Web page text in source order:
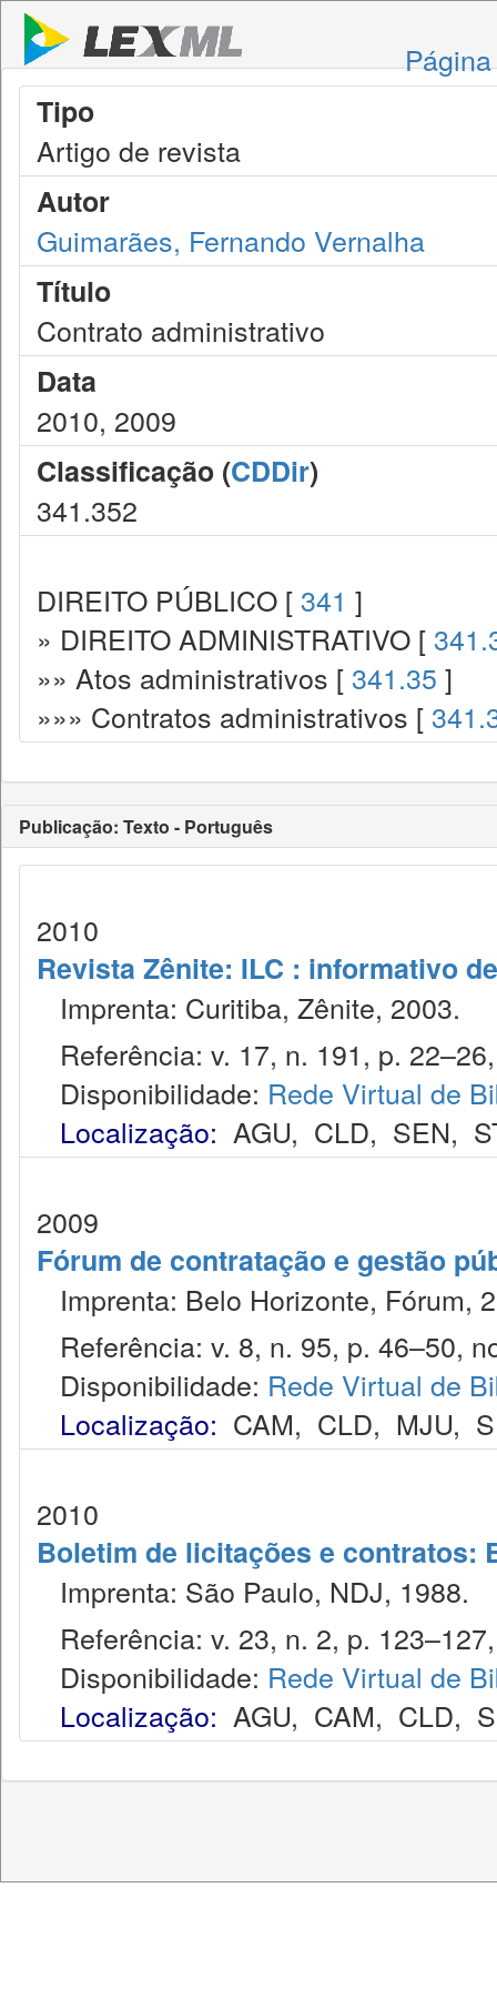
Tipo
Artigo de revista
Autor
Guimarães, Fernando Vernalha
Título
Contrato administrativo
Data
2010, 2009
Classificação (CDDir)
341.352
DIREITO PÚBLICO [ 341 ]
» DIREITO ADMINISTRATIVO [
»» Atos administrativos [ 341.35 ]
»»» Contratos administrativos [
Publicação: Texto - Português
2010
Revista Zênite: ILC : informativo
Imprenta: Curitiba, Zênite, 2003.
Referência: v. 17, n. 191, p.
Disponibilidade: Rede Virtual de
Localização: AGU, CLD, SEN,
2009
Fórum de contratação e gestão
Imprenta: Belo Horizonte, Fórum,
Referência: v. 8, n. 95, p. 46–50,
Disponibilidade: Rede Virtual de
Localização: CAM, CLD, MJU,
2010
Boletim de licitações e contratos:
Imprenta: São Paulo, NDJ, 1988.
Referência: v. 23, n. 2, p.
Disponibilidade: Rede Virtual de
Localização: AGU, CAM, CLD,